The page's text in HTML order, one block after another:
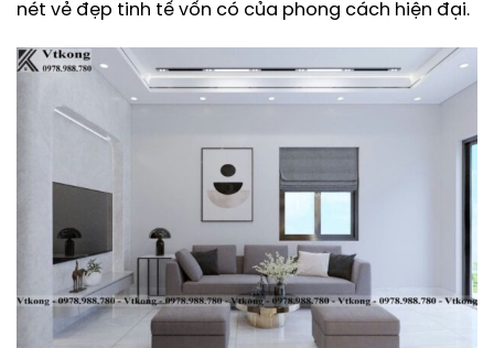
nét vẻ đẹp tinh tế vốn có của phong cách hiện đại.